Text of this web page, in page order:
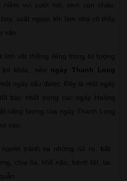
vui cưới hỏi, sinh con cháu,
xuất ngoại, khi làm nhà có thầy
vấn
vật thiêng liêng trong tứ tượng
khác, nên ngày Thanh Long
ngày xấu được. Đây là một ngày
bậc nhất trong các ngày Hoàng
năng lượng của ngày Thanh Long
sau:
người tránh xa những rủi ro, bất
chia lìa, khổ não, bệnh tật, tai